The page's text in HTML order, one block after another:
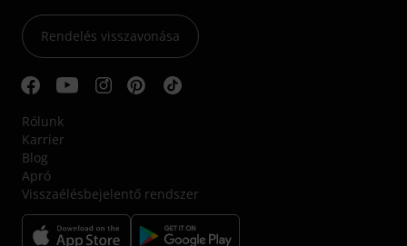
Rendelés visszavonása
Rólunk
Karrier
Blog
Apró
Visszaélésbejelentő rendszer